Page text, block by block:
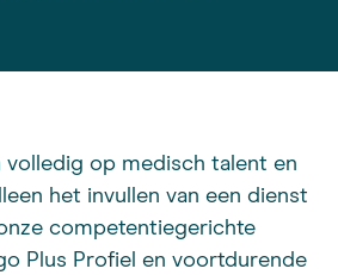
op medisch talent en
het invullen van een dienst
competentiegerichte
Plus Profiel en voortdurende